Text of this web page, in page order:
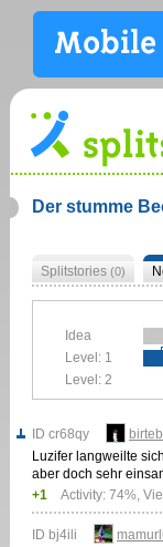
Der stumme
Splitstories (0)
Idea
Level: 1
Level: 2
ID cr68qy
Luzifer langweilte
aber doch sehr
+1
Activity: 74%,
ID bj4ili